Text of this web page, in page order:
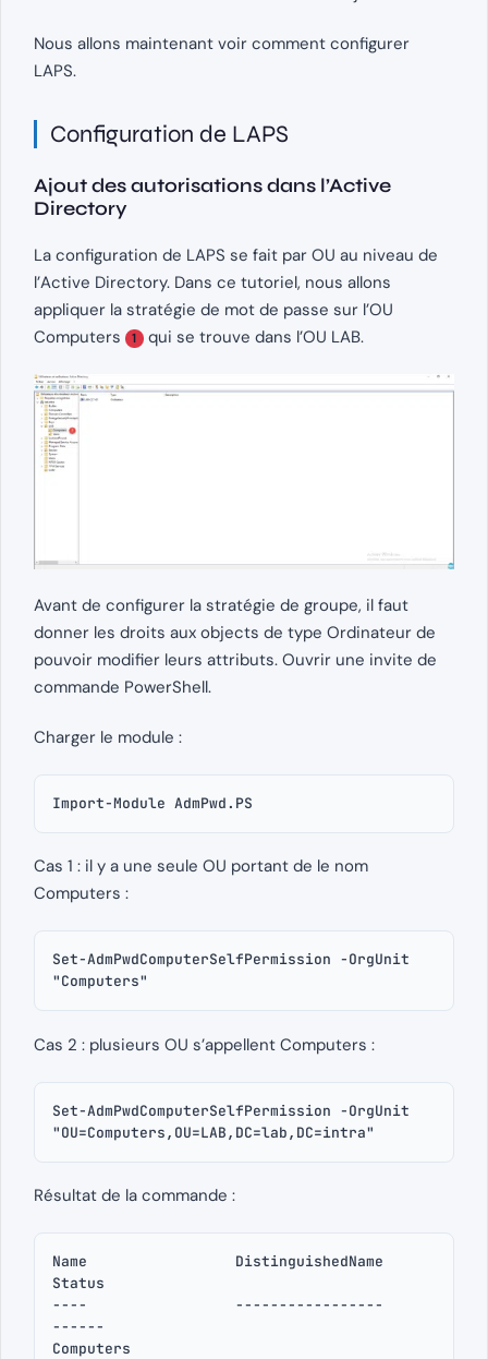
Nous allons maintenant voir comment configurer
LAPS.
Configuration de LAPS
Ajout des autorisations dans l’Active
Directory
La configuration de LAPS se fait par OU au niveau de
l’Active Directory. Dans ce tutoriel, nous allons
appliquer la stratégie de mot de passe sur l’OU
Computers
1 qui se trouve dans l’OU LAB.
Avant de configurer la stratégie de groupe, il faut
donner les droits aux objects de type Ordinateur de
pouvoir modifier leurs attributs. Ouvrir une invite de
commande PowerShell.
Charger le module :
Import-Module AdmPwd.PS
Cas 1 : il y a une seule OU portant de le nom
Computers :
Set-AdmPwdComputerSelfPermission -OrgUnit
"Computers"
Cas 2 : plusieurs OU s’appellent Computers :
Set-AdmPwdComputerSelfPermission -OrgUnit
"OU=Computers,OU=LAB,DC=lab,DC=intra"
Résultat de la commande :
Name                 DistinguishedName
Status
----                 -----------------
------
Computers